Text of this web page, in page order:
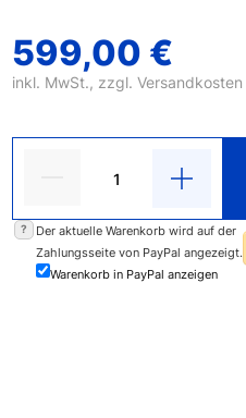
599,00 €
inkl. MwSt., zzgl.Versandkosten
?
Der aktuelle Warenkorb wird auf der
Zahlungsseite von PayPal angezeigt.
Warenkorb in PayPal anzeigen